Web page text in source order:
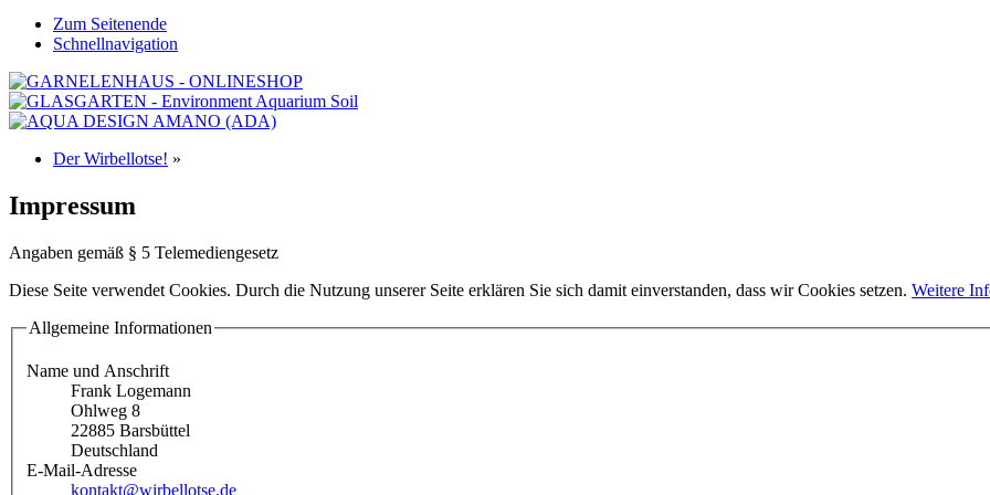
Zum Seitenende
Schnellnavigation
Der Wirbellotse! »
Impressum
Angaben gemäß § 5 Telemediengesetz
Diese Seite verwendet Cookies. Durch die Nutzung unserer Seite erklären Sie sich damit einverstanden, dass wir Cookies setzen. Weitere
Allgemeine Informationen
Name und Anschrift
Frank Logemann
Ohlweg 8
22885 Barsbüttel
Deutschland
E-Mail-Adresse
kontakt@wirbellotse.de